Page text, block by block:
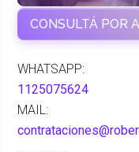
CONSULTÁ POR
WHATSAPP:
1125075624
MAIL: